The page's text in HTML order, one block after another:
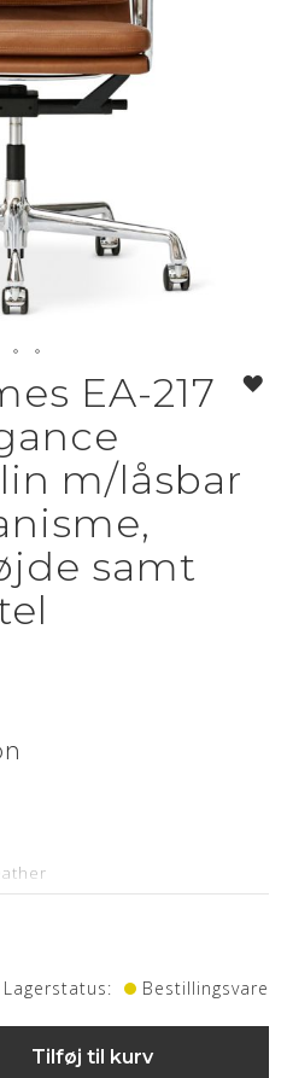
EA-217
m/låsbar
samt
samt Justerbar højde
Lagerstatus: Bestillingsvare
Tilføj til kurv